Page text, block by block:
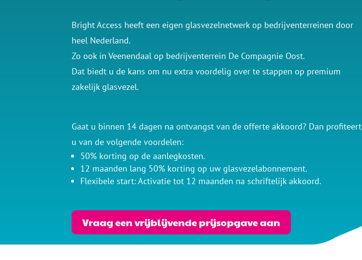
Bright Access heeft een eigen glasvezelnetwerk op bedrijventerreinen door
heel Nederland.
Zo ook in Veenendaal op bedrijventerrein De Compagnie Oost.
Dat biedt u de kans om nu extra voordelig over te stappen op premium
zakelijk glasvezel.
Gaat u binnen 14 dagen na ontvangst van de offerte akkoord? Dan profiteert
u van de volgende voordelen:
50% korting op de aanlegkosten.
12 maanden lang 50% korting op uw glasvezelabonnement.
Flexibele start: Activatie tot 12 maanden na schriftelijk akkoord.
Vraag een vrijblijvende prijsopgave aan